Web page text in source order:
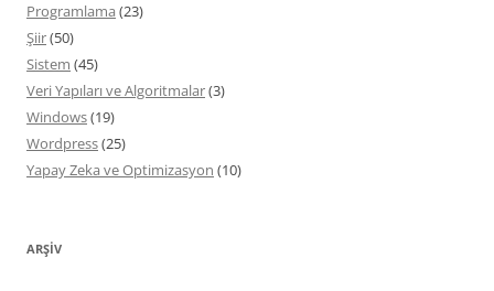
Programlama (23)
Şiir(50)
Sistem (45)
Veri Yapıları ve Algoritmalar(3)
Windows(19)
Wordpress(25)
Yapay Zeka ve Optimizasyon (10)
ARŞIV